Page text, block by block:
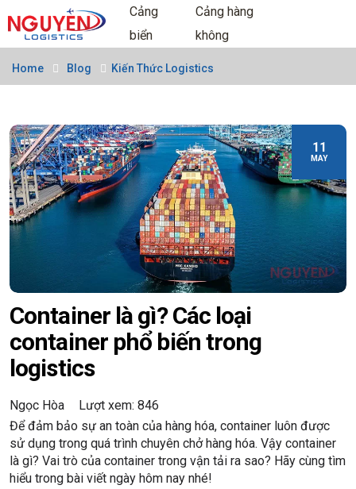
Cảng
biển
Cảng hàng
không
Home Blog Kiến Thức Logistics
11
MAY
Container là gì? Các loại
container phổ biến trong
logistics
Ngọc Hòa
Lượt xem: 846
Để đảm bảo sự an toàn của hàng hóa, container luôn được
sử dụng trong quá trình chuyên chở hàng hóa. Vậy container
là gì? Vai trò của container trong vận tải ra sao? Hãy cùng tìm
hiểu trong bài viết ngày hôm nay nhé!